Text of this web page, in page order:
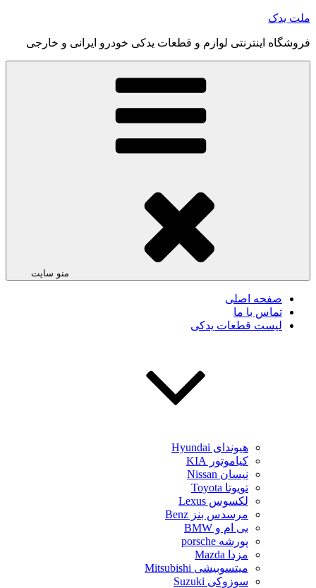
رفتن
محتوا
ملت یدک
فروشگاه اینترنتی لوازم و قطعات یدکی خودرو ایرانی و خارجی
منو سایت
صفحه اصلی
تماس با ما
لیست قطعات یدکی
هیوندای Hyundai
کیاموتور KIA
نیسان Nissan
تویوتا Toyota
لکسوس Lexus
مرسدس بنز Benz
بی ام و BMW
پورشه porsche
مزدا Mazda
میتسوبیشی Mitsubishi
سوزوکی Suzuki